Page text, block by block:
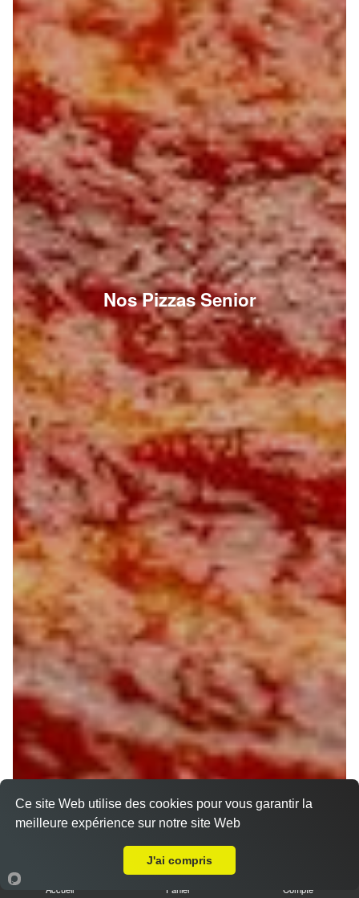
Nos Pizzas Senior
Accueil Panier Compte
Ce site Web utilise des cookies pour vous garantir la
meilleure expérience sur notre site Web
J'ai compris